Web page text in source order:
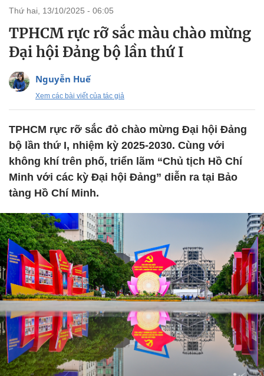
thứ hai, 13/10/2025 - 06:05
TPHCM rực rỡ sắc màu chào mừng
Đại hội Đảng bộ lần thứ I
Nguyễn Huế
Xem các bài viết của tác giả
TPHCM rực rỡ sắc đỏ chào mừng Đại hội Đảng
bộ lần thứ I, nhiệm kỳ 2025-2030. Cùng với
không khí trên phố, triển lãm “Chủ tịch Hồ Chí
Minh với các kỳ Đại hội Đảng” diễn ra tại Bảo
tàng Hồ Chí Minh.